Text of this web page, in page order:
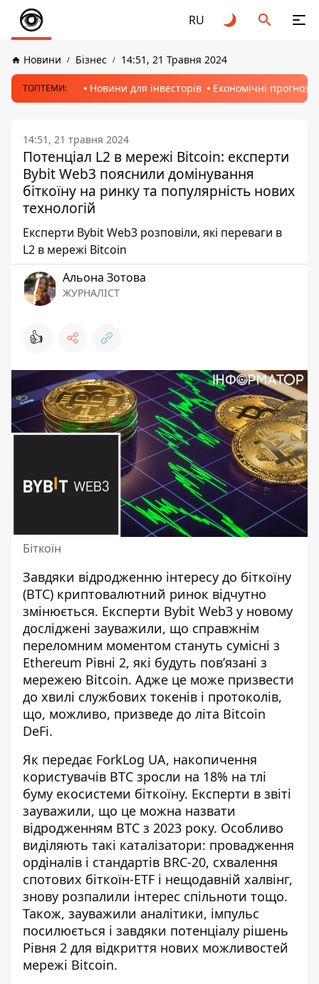
RU
Новини Бізнес 14:51, 21 Травня 2024
ТОПТЕМИ: Новини для інвесторів Економічні прогнози
14:51, 21 травня 2024
Потенціал L2 в мережі Bitcoin: експерти
Bybit Web3 пояснили домінування
біткоїну на ринку та популярність нових
технологій
Експерти Bybit Web3 розповіли, які переваги в
L2 в мережі Bitcoin
Альона Зотова
ЖУРНАЛІСТ
👍
Біткоїн
Завдяки відродженню інтересу до біткоїну
(BTC) криптовалютний ринок відчутно
змінюється. Експерти Bybit Web3 у новому
досліджені зауважили, що справжнім
переломним моментом стануть сумісні з
Ethereum Рівні 2, які будуть пов’язані з
мережею Bitcoin. Адже це може призвести
до хвилі службових токенів і протоколів,
що, можливо, призведе до літа Bitcoin
DeFi.
Як передає ForkLog UA, накопичення
користувачів BTC зросли на 18% на тлі
буму екосистеми біткоїну. Експерти в звіті
зауважили, що це можна назвати
відродженням BTC з 2023 року. Особливо
виділяють такі каталізатори: провадження
ордіналів і стандартів BRC-20, схвалення
спотових біткоїн-ETF і нещодавній халвінг,
знову розпалили інтерес спільноти тощо.
Також, зауважили аналітики, імпульс
посилюється і завдяки потенціалу рішень
Рівня 2 для відкриття нових можливостей
мережі Bitcoin.